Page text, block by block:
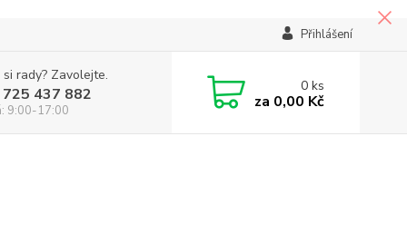
Přihlášení
rady? Zavolejte.
437 882
9:00-17:00
0ks
za 0,00 Kč